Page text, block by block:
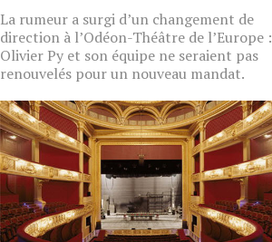
La rumeur a surgi d’un changement de
direction à l’Odéon-Théâtre de l’Europe :
Olivier Py et son équipe ne seraient pas
renouvelés pour un nouveau mandat.